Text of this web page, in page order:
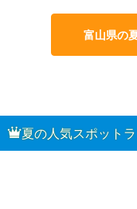
富山県の
夏の人気スポット